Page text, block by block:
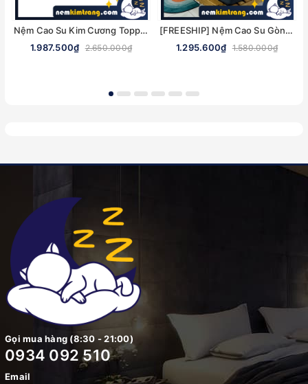
Nệm Cao Su Kim Cương Topper - NHIỀU KÍCH THƯỚC, CHÍNH HÃNG
1.987.500₫ 2.650.000₫
[FREESHIP] Nệm Cao Su Gòn Ép Gấp 3 Ultra Care Vạn Thành - CHÍNH HÃNG, BẢO HÀNH 5 NĂM
1.295.600₫ 1.580.000₫
Gọi mua hàng (8:30 - 21:00)
0934 092 510
Email